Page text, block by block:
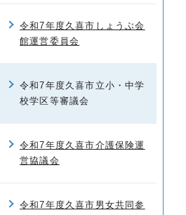
令和7年度久喜市しょうぶ会
館運営委員会
令和7年度久喜市立小・中学
校学区等審議会
令和7年度久喜市介護保険運
営協議会
令和7年度久喜市男女共同参